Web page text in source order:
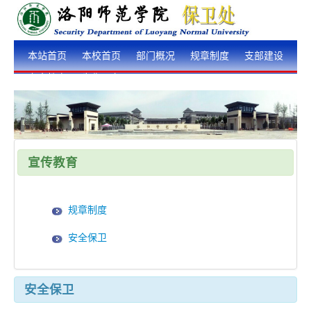
本站首页 本校首页 部门概况 规章制度 支部建设
宣传教育
规章制度
安全保卫
安全保卫